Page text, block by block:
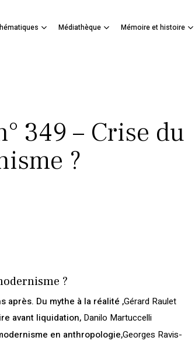
Médiathèque Mémoire et histoire
Panier
349 – Crise du
?
?
après. Du mythe à la réalité ,Gérard Raulet
avant liquidation,Danilo Martuccelli
en anthropologie,Georges Ravis-